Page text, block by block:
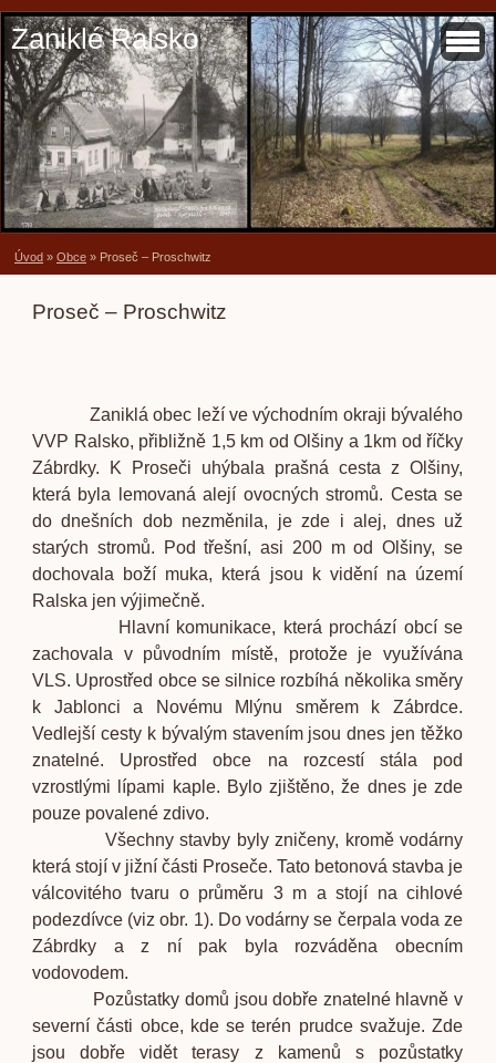
Zaniklé Ralsko
Úvod » Obce » Proseč – Proschwitz
Proseč – Proschwitz
Zaniklá obec leží ve východním okraji bývalého
VVP Ralsko, přibližně 1,5 km od Olšiny a 1km od říčky
Zábrdky. K Proseči uhýbala prašná cesta z Olšiny,
která byla lemovaná alejí ovocných stromů. Cesta se
do dnešních dob nezměnila, je zde i alej, dnes už
starých stromů. Pod třešní, asi 200 m od Olšiny, se
dochovala boží muka, která jsou k vidění na území
Ralska jen výjimečně.
Hlavní komunikace, která prochází obcí se
zachovala v původním místě, protože je využívána
VLS. Uprostřed obce se silnice rozbíhá několika směry
k Jablonci a Novému Mlýnu směrem k Zábrdce.
Vedlejší cesty k bývalým stavením jsou dnes jen těžko
znatelné. Uprostřed obce na rozcestí stála pod
vzrostlými lípami kaple. Bylo zjištěno, že dnes je zde
pouze povalené zdivo.
Všechny stavby byly zničeny, kromě vodárny
která stojí v jižní části Proseče. Tato betonová stavba je
válcovitého tvaru o průměru 3 m a stojí na cihlové
podezdívce (viz obr. 1). Do vodárny se čerpala voda ze
Zábrdky a z ní pak byla rozváděna obecním
vodovodem.
Pozůstatky domů jsou dobře znatelné hlavně v
severní části obce, kde se terén prudce svažuje. Zde
jsou dobře vidět terasy z kamenů s pozůstatky